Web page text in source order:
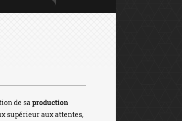
de saproduction
supérieur aux attentes,